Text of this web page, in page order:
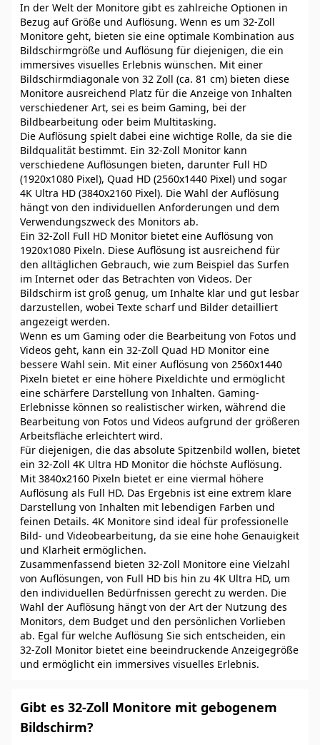
In der Welt der Monitore gibt es zahlreiche Optionen in
Bezug auf Größe und Auflösung. Wenn es um 32-Zoll
Monitore geht, bieten sie eine optimale Kombination aus
Bildschirmgröße und Auflösung für diejenigen, die ein
immersives visuelles Erlebnis wünschen. Mit einer
Bildschirmdiagonale von 32 Zoll (ca. 81 cm) bieten diese
Monitore ausreichend Platz für die Anzeige von Inhalten
verschiedener Art, sei es beim Gaming, bei der
Bildbearbeitung oder beim Multitasking.
Die Auflösung spielt dabei eine wichtige Rolle, da sie die
Bildqualität bestimmt. Ein 32-Zoll Monitor kann
verschiedene Auflösungen bieten, darunter Full HD
(1920x1080 Pixel), Quad HD (2560x1440 Pixel) und sogar
4K Ultra HD (3840x2160 Pixel). Die Wahl der Auflösung
hängt von den individuellen Anforderungen und dem
Verwendungszweck des Monitors ab.
Ein 32-Zoll Full HD Monitor bietet eine Auflösung von
1920x1080 Pixeln. Diese Auflösung ist ausreichend für
den alltäglichen Gebrauch, wie zum Beispiel das Surfen
im Internet oder das Betrachten von Videos. Der
Bildschirm ist groß genug, um Inhalte klar und gut lesbar
darzustellen, wobei Texte scharf und Bilder detailliert
angezeigt werden.
Wenn es um Gaming oder die Bearbeitung von Fotos und
Videos geht, kann ein 32-Zoll Quad HD Monitor eine
bessere Wahl sein. Mit einer Auflösung von 2560x1440
Pixeln bietet er eine höhere Pixeldichte und ermöglicht
eine schärfere Darstellung von Inhalten. Gaming-
Erlebnisse können so realistischer wirken, während die
Bearbeitung von Fotos und Videos aufgrund der größeren
Arbeitsfläche erleichtert wird.
Für diejenigen, die das absolute Spitzenbild wollen, bietet
ein 32-Zoll 4K Ultra HD Monitor die höchste Auflösung.
Mit 3840x2160 Pixeln bietet er eine viermal höhere
Auflösung als Full HD. Das Ergebnis ist eine extrem klare
Darstellung von Inhalten mit lebendigen Farben und
feinen Details. 4K Monitore sind ideal für professionelle
Bild- und Videobearbeitung, da sie eine hohe Genauigkeit
und Klarheit ermöglichen.
Zusammenfassend bieten 32-Zoll Monitore eine Vielzahl
von Auflösungen, von Full HD bis hin zu 4K Ultra HD, um
den individuellen Bedürfnissen gerecht zu werden. Die
Wahl der Auflösung hängt von der Art der Nutzung des
Monitors, dem Budget und den persönlichen Vorlieben
ab. Egal für welche Auflösung Sie sich entscheiden, ein
32-Zoll Monitor bietet eine beeindruckende Anzeigegröße
und ermöglicht ein immersives visuelles Erlebnis.
Gibt es 32-Zoll Monitore mit gebogenem
Bildschirm?